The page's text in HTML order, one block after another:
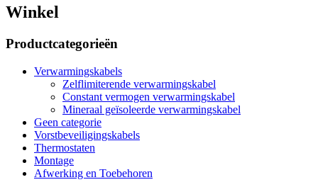
Winkel
Productcategorieën
Verwarmingskabels
Zelflimiterende verwarmingskabel
Constant vermogen verwarmingskabel
Mineraal geïsoleerde verwarmingskabel
Geen categorie
Vorstbeveiligingskabels
Thermostaten
Montage
Afwerking en Toebehoren